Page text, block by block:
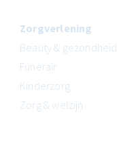
Zorgverlening
Beauty & gezondheid
Funerair
Kinderzorg
Zorg & welzijn